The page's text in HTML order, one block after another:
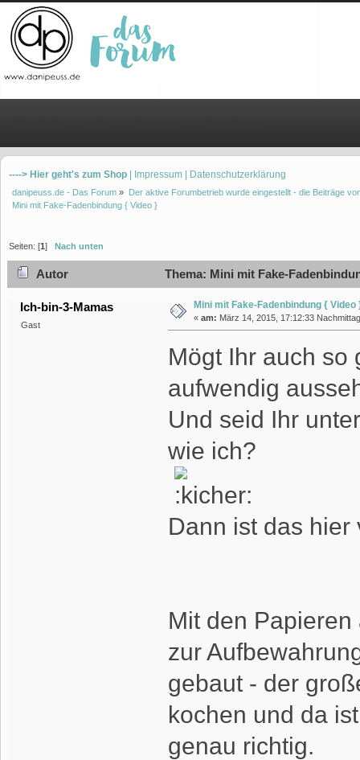
----> Hier geht's zum Shop | Impressum | Datenschutzerklärung
danipeuss.de - Das Forum » Der aktive Forumbetrieb wurde eingestellt - die Beiträge
Mini mit Fake-Fadenbindung { Video }
Seiten: [1] Nach unten
Autor Thema: Mini mit Fake-
Ich-bin-3-Mamas
Gast
Mini mit Fake-Fadenbindung { Video
« am: März 14, 2015, 17:12:33
Mögt Ihr auch so
aufwendig
Und seid Ihr
wie ich?
Dann ist das
Mit den
zur
gebaut - der
kochen und da
genau richtig.